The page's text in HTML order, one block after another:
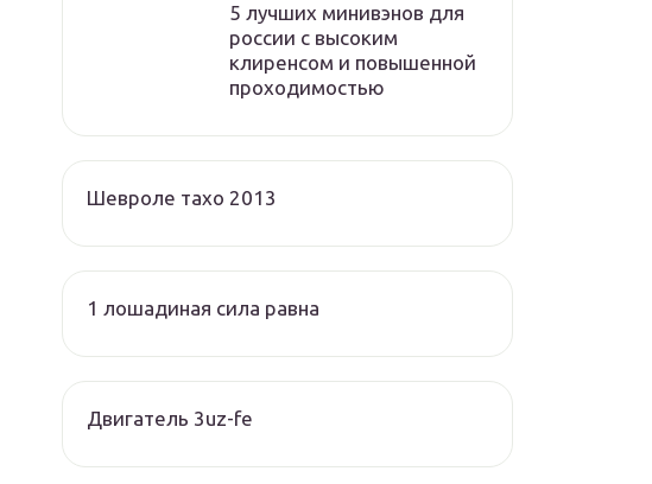
5 лучших минивэнов для
россии с высоким
клиренсом и повышенной
проходимостью
Шевроле тахо 2013
1 лошадиная сила равна
Двигатель 3uz-fe